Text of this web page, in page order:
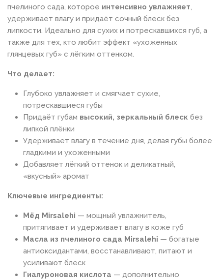
пчелиного сада, которое интенсивно увлажняет
удерживает влагу и придаёт сочный блеск без
липкости. Идеально для сухих и потрескавшихся губ, а
также для тех, кто любит эффект «ухоженных
глянцевых губ» с лёгким оттенком.
Что делает:
Глубоко увлажняет и смягчает сухие,
потрескавшиеся губы
Придаёт губам высокий, зеркальный блеск без
липкой плёнки
Удерживает влагу в течение дня, делая губы более
гладкими и ухоженными
Добавляет лёгкий оттенок и деликатный,
«вкусный» аромат
Ключевые ингредиенты:
Мёд Mirsalehi — мощный увлажнитель,
притягивает и удерживает влагу в коже губ
Масла из пчелиного сада Mirsalehi — богатые
антиоксидантами, восстанавливают, питают и
усиливают блеск
Гиалуроновая кислота — дополнительно